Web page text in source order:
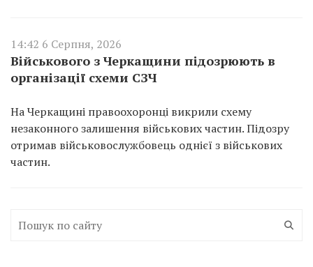
14:42 6 Серпня, 2026
Військового з Черкащини підозрюють в
організації схеми СЗЧ
На Черкащині правоохоронці викрили схему
незаконного залишення військових частин. Підозру
отримав військовослужбовець однієї з військових
частин.